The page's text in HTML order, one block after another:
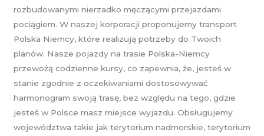
rozbudowanymi nierzadko męczącymi przejazdami
pociągiem. W naszej korporacji proponujemy transport
Polska Niemcy, które realizują potrzeby do Twoich
planów. Nasze pojazdy na trasie Polska-Niemcy
przewożą codzienne kursy, co zapewnia, że, jesteś w
stanie zgodnie z oczekiwaniami dostosowywać
harmonogram swoją trasę, bez względu na tego, gdzie
jesteś w Polsce masz miejsce wyjazdu. Obsługujemy
województwa takie jak terytorium nadmorskie, terytorium